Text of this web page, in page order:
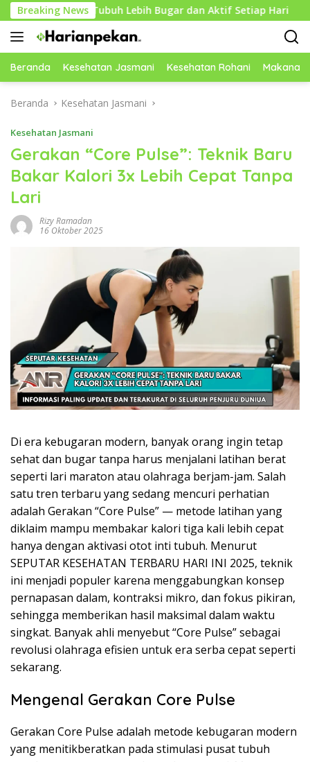
Langsung
ke
konten
Breaking News
Tubuh Lebih Bugar dan Aktif Setiap Hari Cara
Beranda Kesehatan Jasmani Kesehatan Rohani Makanan
Beranda Kesehatan Jasmani
Kesehatan Jasmani
Gerakan “Core Pulse”: Teknik Baru
Bakar Kalori 3x Lebih Cepat Tanpa
Lari
Rizy Ramadan
16 Oktober 2025
Di era kebugaran modern, banyak orang ingin tetap
sehat dan bugar tanpa harus menjalani latihan berat
seperti lari maraton atau olahraga berjam-jam. Salah
satu tren terbaru yang sedang mencuri perhatian
adalah Gerakan “Core Pulse” — metode latihan yang
diklaim mampu membakar kalori tiga kali lebih cepat
hanya dengan aktivasi otot inti tubuh. Menurut
SEPUTAR KESEHATAN TERBARU HARI INI 2025, teknik
ini menjadi populer karena menggabungkan konsep
pernapasan dalam, kontraksi mikro, dan fokus pikiran,
sehingga memberikan hasil maksimal dalam waktu
singkat. Banyak ahli menyebut “Core Pulse” sebagai
revolusi olahraga efisien untuk era serba cepat seperti
sekarang.
Mengenal Gerakan Core Pulse
Gerakan Core Pulse adalah metode kebugaran modern
yang menitikberatkan pada stimulasi pusat tubuh